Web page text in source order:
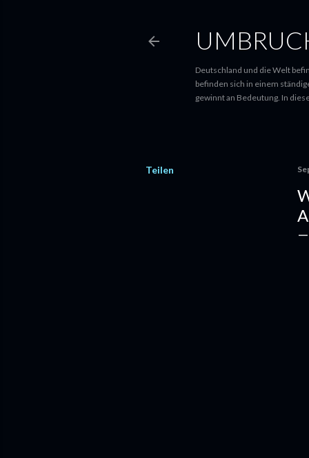
Deutschland und die Welt
befinden sich in einem
gewinnt an Bedeutung. In
Teilen